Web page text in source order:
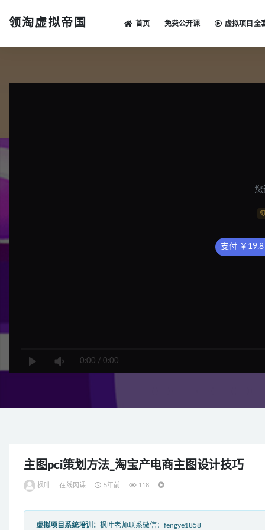
领淘虚拟帝国 首页 免费公开课 虚拟项目全
支付 ￥
0:00 / 0:00
主图pci策划方法_淘宝产电商主图设计技巧
枫叶 在线网课 5年前 118
虚拟项目系统培训： 枫叶老师联系微信：fengye1858